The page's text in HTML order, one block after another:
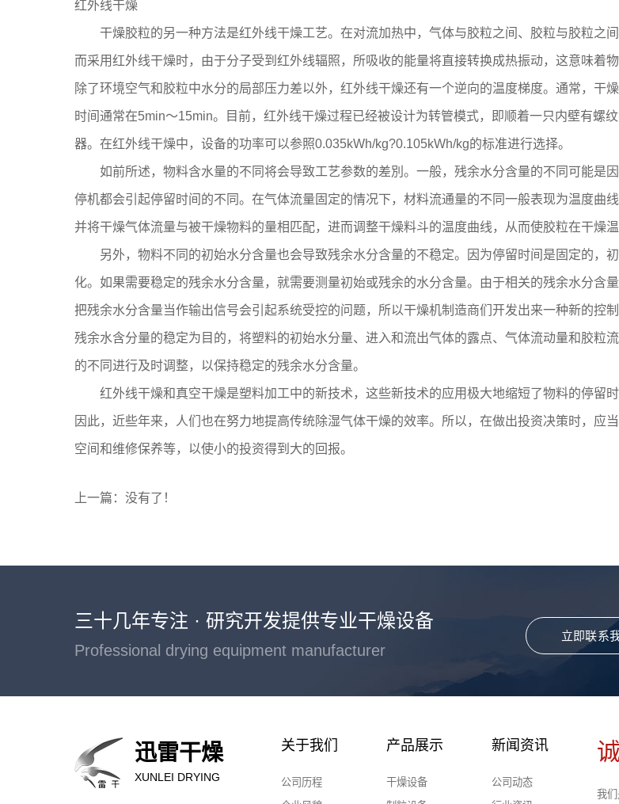
红外线干燥
干燥胶粒的另一种方法是红外线干燥工艺。在对流加热中，气体与胶粒之间、胶粒与胶粒之间
而采用红外线干燥时，由于分子受到红外线辐照，所吸收的能量将直接转换成热振动，这意味着
除了环境空气和胶粒中水分的局部压力差以外，红外线干燥还有一个逆向的温度梯度。通常，干
时间通常在5min～15min。目前，红外线干燥过程已经被设计为转管模式，即顺着一只内壁有螺
器。在红外线干燥中，设备的功率可以参照0.035kWh/kg?0.105kWh/kg的标准进行选择。
如前所述，物料含水量的不同将会导致工艺参数的差別。一般，残余水分含量的不同可能是因
停机都会引起停留时间的不同。在气体流量固定的情况下，材料流通量的不同一般表现为温度曲
并将干燥气体流量与被干燥物料的量相匹配，进而调整干燥料斗的温度曲线，从而使胶粒在干燥
另外，物料不同的初始水分含量也会导致残余水分含量的不稳定。因为停留时间是固定的，
化。如果需要稳定的残余水分含量，就需要测量初始或残余的水分含量。由于相关的残余水分含
把残余水分含量当作输出信号会引起系统受控的问题，所以干燥机制造商们开发出来一种新的控
残余水含分量的稳定为目的，将塑料的初始水分量、进入和流出气体的露点、气体流动量和胶粒
的不同进行及时调整，以保持稳定的残余水分含量。
红外线干燥和真空干燥是塑料加工中的新技术，这些新技术的应用极大地缩短了物料的停留时
因此，近些年来，人们也在努力地提高传统除湿气体干燥的效率。所以，在做出投资决策时，应
空间和维修保养等，以使小的投资得到大的回报。
上一篇：没有了！
三十几年专注 · 研究开发提供专业干燥设备
Professional drying equipment manufacturer
立即联系
迅雷干燥
XUNLEI DRYING
关于我们
公司历程
产品展示
干燥设备
新闻资讯
公司动态
我